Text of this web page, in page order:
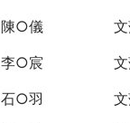
陳○儀
李○宸
石○羽